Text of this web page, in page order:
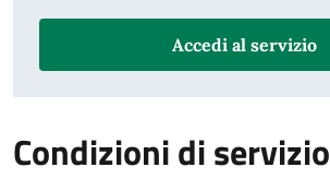
Accedi al servizio
Condizioni di servizio